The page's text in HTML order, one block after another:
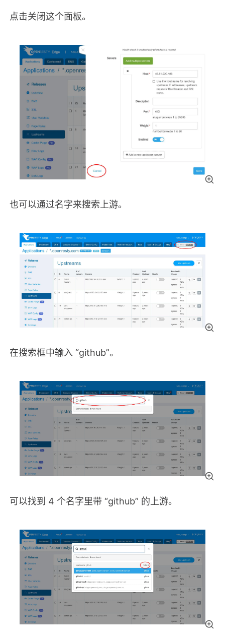
点击关闭这个面板。
也可以通过名字来搜索上游。
在搜索框中输入 “github”。
可以找到 4 个名字里带 “github” 的上游。